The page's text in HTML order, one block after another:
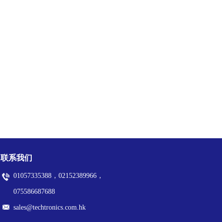
联系我们
01057335388，02152389966，
075586687688
sales@techtronics.com.hk